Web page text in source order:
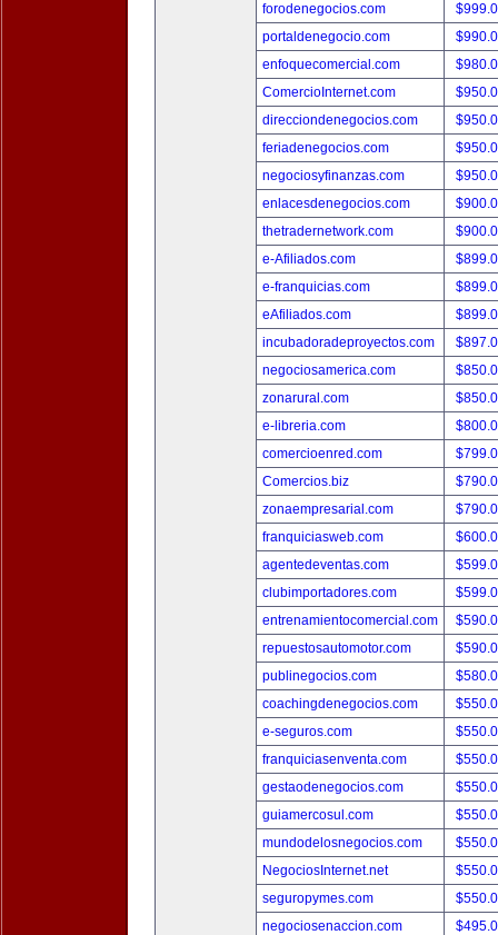
forodenegocios.com
portaldenegocio.com
enfoquecomercial.com
ComercioInternet.com
direcciondenegocios.com
feriadenegocios.com
negociosyfinanzas.com
enlacesdenegocios.com
thetradernetwork.com
e-Afiliados.com
e-franquicias.com
eAfiliados.com
incubadoradeproyectos.com
negociosamerica.com
zonarural.com
e-libreria.com
comercioenred.com
Comercios.biz
zonaempresarial.com
franquiciasweb.com
agentedeventas.com
clubimportadores.com
entrenamientocomercial.com
repuestosautomotor.com
publinegocios.com
coachingdenegocios.com
e-seguros.com
franquiciasenventa.com
gestaodenegocios.com
guiamercosul.com
mundodelosnegocios.com
NegociosInternet.net
seguropymes.com
negociosenaccion.com